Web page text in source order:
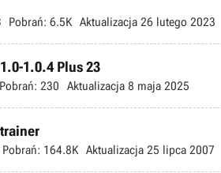
Pobrań: 6.5K Aktualizacja 26 lutego 2023
1.0.4 Plus 23
Pobrań: 230 Aktualizacja 8 maja 2025
Pobrań: 164.8K Aktualizacja 25 lipca 2007